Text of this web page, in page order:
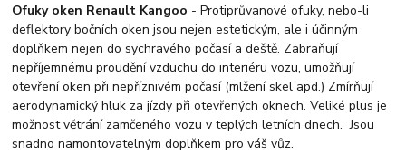
Ofuky oken Renault Kangoo - Protiprůvanové ofuky, nebo-li
deflektory bočních oken jsou nejen estetickým, ale i účinným
doplňkem nejen do sychravého počasí a deště. Zabraňují
nepříjemnému proudění vzduchu do interiéru vozu, umožňují
otevření oken při nepříznivém počasí (mlžení skel apd.) Zmírňují
aerodynamický hluk za jízdy při otevřených oknech. Veliké plus je
možnost větrání zamčeného vozu v teplých letních dnech. Jsou
snadno namontovatelným doplňkem pro váš vůz.